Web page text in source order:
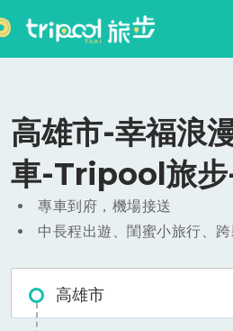
高雄市-幸福浪
車-Tripool旅步
專車到府，機場接送
中長程出遊、閨蜜小旅行、
高雄市